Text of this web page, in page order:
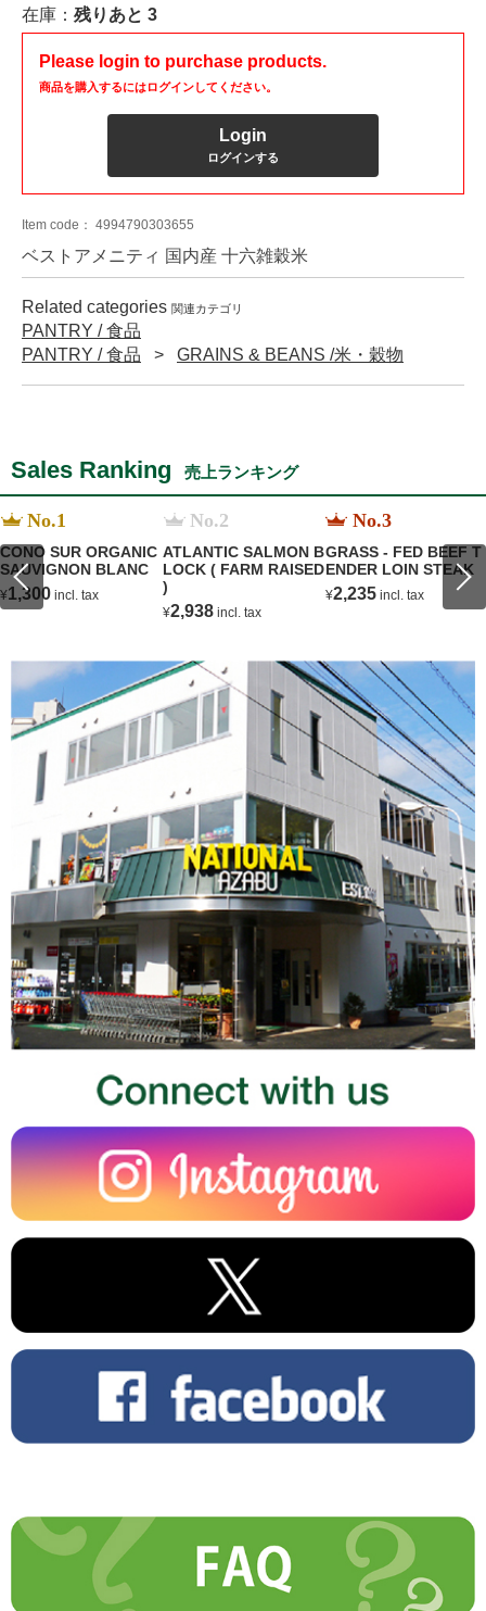
在庫： 残りあと 3
Please login to purchase products.
商品を購入するにはログインしてください。
Login
ログインする
Item code： 4994790303655
ベストアメニティ 国内産 十六雑穀米
Related categories 関連カテゴリ
PANTRY / 食品
PANTRY / 食品
GRAINS & BEANS /米・穀物
Sales Ranking 売上ランキング
No.1
CONO SUR ORGANIC
SAUVIGNON BLANC
¥1,300 incl. tax
No.2
ATLANTIC SALMON B
LOCK ( FARM RAISED
)
¥2,938 incl. tax
No.3
GRASS - FED BEEF T
ENDER LOIN STEAK
¥2,235 incl. tax